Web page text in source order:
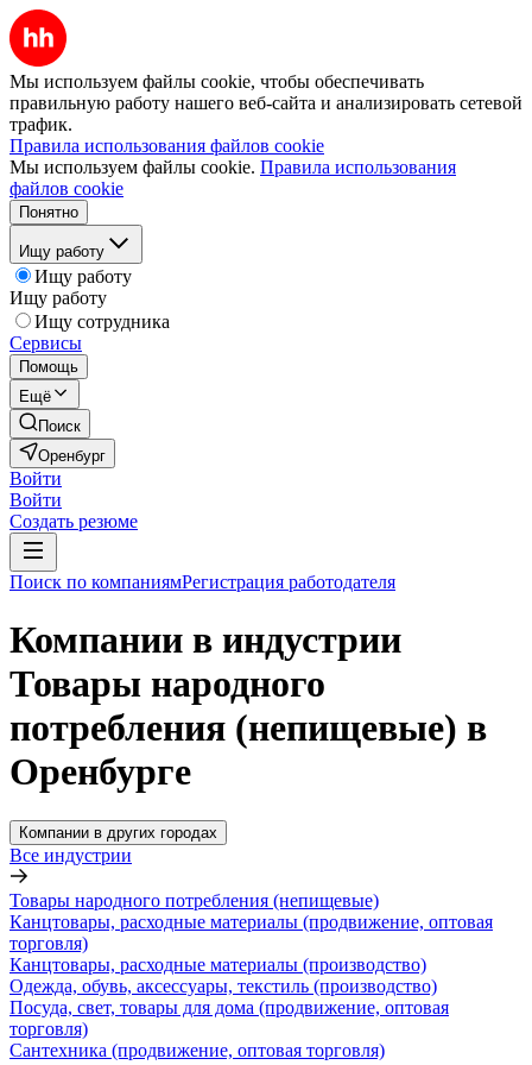
Мы используем файлы cookie, чтобы обеспечивать
правильную работу нашего веб-сайта и анализировать сетевой
трафик.
Правила использования файлов cookie
Мы используем файлы cookie. Правила использования
файлов cookie
Понятно
Ищу работу
Ищу работу
Ищу работу
Ищу сотрудника
Сервисы
Помощь
Ещё
Поиск
Оренбург
Войти
Войти
Создать резюме
Поиск по компаниямРегистрация работодателя
Компании в индустрии
Товары народного
потребления (непищевые) в
Оренбурге
Компании в других городах
Все индустрии
Товары народного потребления (непищевые)
Канцтовары, расходные материалы (продвижение, оптовая
торговля)
Канцтовары, расходные материалы (производство)
Одежда, обувь, аксессуары, текстиль (производство)
Посуда, свет, товары для дома (продвижение, оптовая
торговля)
Сантехника (продвижение, оптовая торговля)